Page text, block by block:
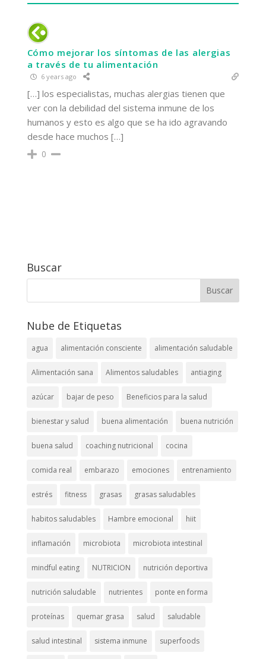
Cómo mejorar los síntomas de las alergias
a través de tu alimentación
6 years ago
[…] los especialistas, muchas alergias tienen que
ver con la debilidad del sistema inmune de los
humanos y esto es algo que se ha ido agravando
desde hace muchos […]
0
Buscar
Nube de Etiquetas
agua alimentación consciente alimentación saludable
Alimentación sana Alimentos saludables antiaging
azúcar bajar de peso Beneficios para la salud
bienestar y salud buena alimentación buena nutrición
buena salud coaching nutricional cocina
comida real embarazo emociones entrenamiento
estrés fitness grasas grasas saludables
habitos saludables Hambre emocional hiit
inflamación microbiota microbiota intestinal
mindful eating NUTRICION nutrición deportiva
nutrición saludable nutrientes ponte en forma
proteínas quemar grasa salud saludable
salud intestinal sistema inmune superfoods